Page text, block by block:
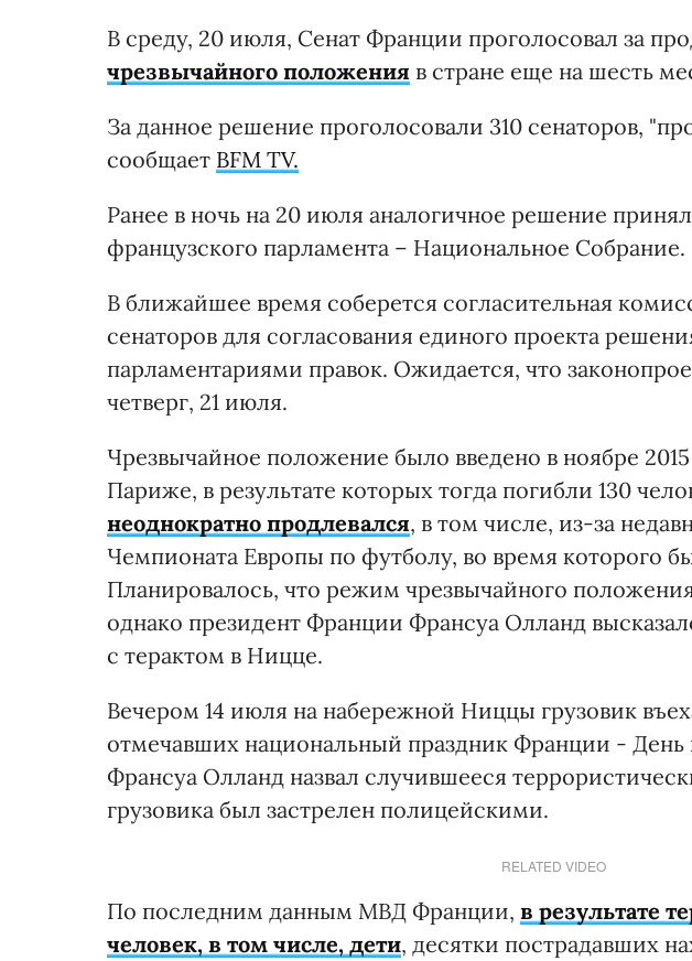
В среду, 20 июля, Сенат Франции проголосовал за
чрезвычайного положения в стране еще на шесть
За данное решение проголосовали 310 сенаторов,
сообщает BFM TV.
Ранее в ночь на 20 июля аналогичное решение
французского парламента – Национальное Собрание.
В ближайшее время соберется согласительная
сенаторов для согласования единого проекта
парламентариями правок. Ожидается, что
четверг, 21 июля.
Чрезвычайное положение было введено в ноябре 2015
Париже, в результате которых тогда погибли 130
неоднократно продлевался, в том числе, из-за
Чемпионата Европы по футболу, во время которого
Планировалось, что режим чрезвычайного
однако президент Франции Франсуа Олланд
с терактом в Ницце.
Вечером 14 июля на набережной Ниццы грузовик
отмечавших национальный праздник Франции - День
Франсуа Олланд назвал случившееся
грузовика был застрелен полицейскими.
RELATED VIDEO
По последним данным МВД Франции, в результате
человек, в том числе, дети, десятки пострадавших